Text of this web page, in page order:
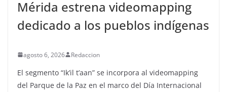
Mérida estrena videomapping
dedicado a los pueblos indígenas
agosto 6, 2026 Redaccion
El segmento “Ik’il t’aan” se incorpora al videomapping
del Parque de la Paz en el marco del Día Internacional